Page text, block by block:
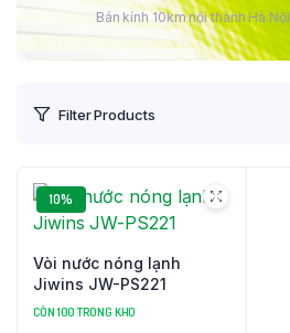
Bán kính 10km nội thành Hà Nội
Filter Products
10%
Vòi nước nóng lạnh
Jiwins JW-PS221
CÒN 100 TRONG KHO